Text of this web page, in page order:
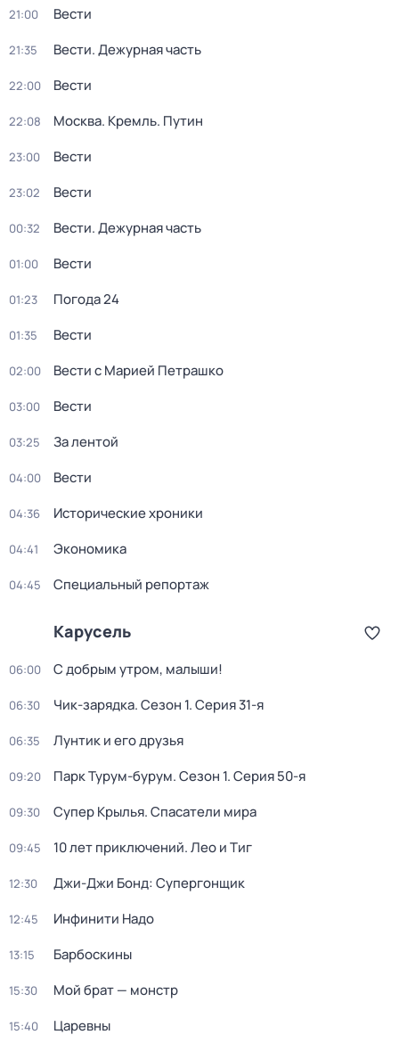
21:00 Вести
21:35 Вести. Дежурная часть
22:00 Вести
22:08 Москва. Кремль. Путин
23:00 Вести
23:02 Вести
00:32 Вести. Дежурная часть
01:00 Вести
01:23 Погода 24
01:35 Вести
02:00 Вести с Марией Петрашко
03:00 Вести
03:25 За лентой
04:00 Вести
04:36 Исторические хроники
04:41 Экономика
04:45 Специальный репортаж
Карусель
06:00 С добрым утром, малыши!
06:30 Чик-зарядка. Сезон 1. Серия 31-я
06:35 Лунтик и его друзья
09:20 Парк Турум-бурум. Сезон 1. Серия 50-я
09:30 Супер Крылья. Спасатели мира
09:45 10 лет приключений. Лео и Тиг
12:30 Джи-Джи Бонд: Супергонщик
12:45 Инфинити Надо
13:15 Барбоскины
15:30 Мой брат — монстр
15:40 Царевны